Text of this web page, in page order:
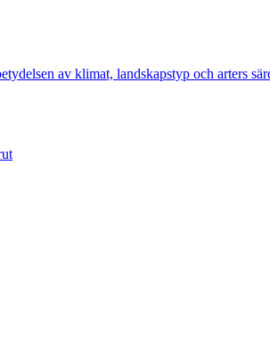
av klimat, landskapstyp och arters